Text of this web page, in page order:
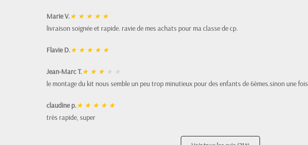
Marie V.★ ★ ★ ★ ★
livraison soignée et rapide. ravie de mes achats pour ma classe de cp.
Flavie D.★ ★ ★ ★ ★
Jean-Marc T.★ ★ ★ ★ ★
le montage du kit nous semble un peu trop minutieux pour des enfants de 6èmes.sinon une
claudine p.★ ★ ★ ★ ★
très rapide, super